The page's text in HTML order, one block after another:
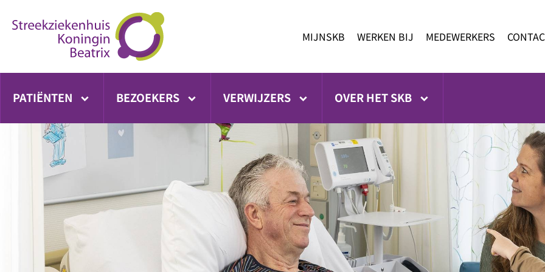
direct
MIJNSKB WERKEN BIJ MEDEWERKERS
PATIËNTEN BEZOEKERS VERWIJZERS OVER HET SKB